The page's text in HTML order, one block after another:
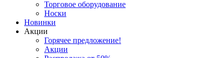
Торговое оборудование
Носки
Новинки
Акции
Горячее предложение!
Акции